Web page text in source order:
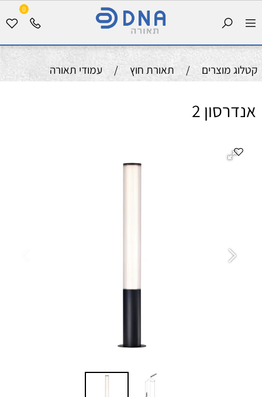
0
קטלוג מוצרים / תאורת חוץ / עמודי תאורה
אנדרסון 2